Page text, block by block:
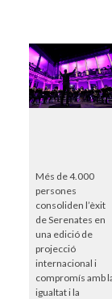
Més de 4.000
persones
consoliden l’èxit
de Serenates en
una edició de
projecció
internacional i
compromís amb
igualtat i la